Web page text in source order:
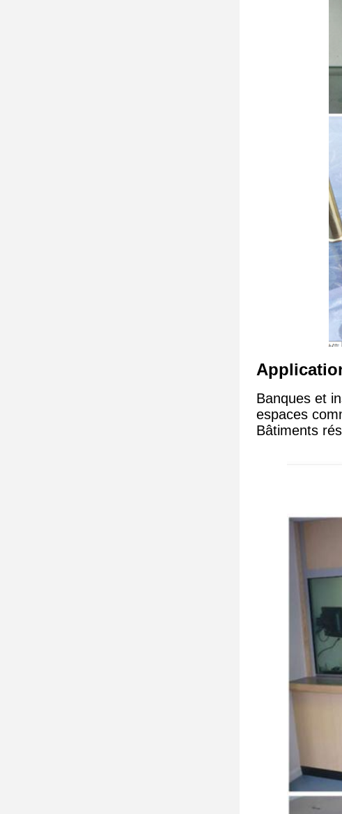
Banques et
espaces
Bâtiments